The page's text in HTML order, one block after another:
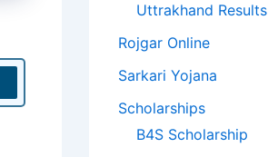
Uttrakhand Results
Rojgar Online
Sarkari Yojana
Scholarships
B4S Scholarship